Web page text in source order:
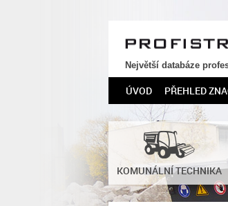
Největší databáze
ÚVOD PŘEHLED
KOMUNÁLNÍ TECHNIKA